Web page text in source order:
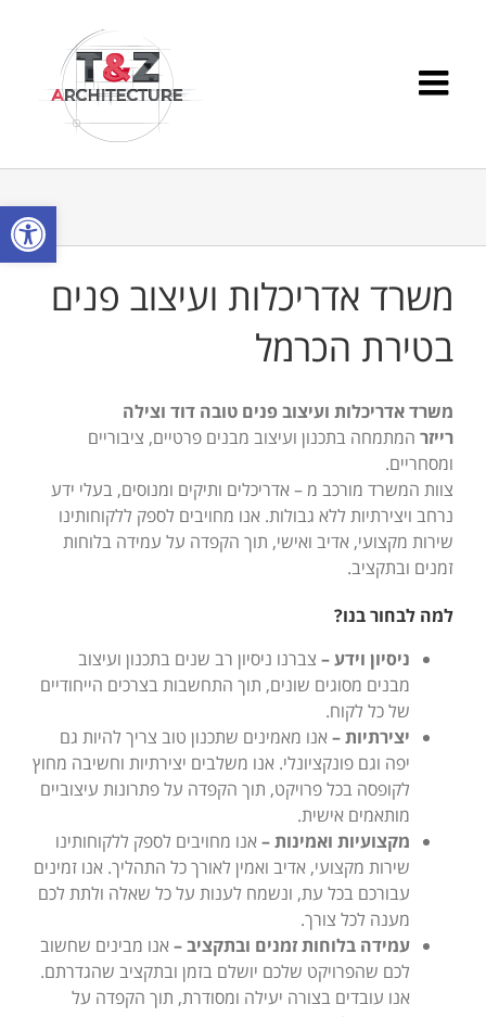
פתח
משרד אדריכלות ועיצוב פנים
בטירת הכרמל
משרד אדריכלות ועיצוב פנים טובה דוד וצילה
רייזר המתמחה בתכנון ועיצוב מבנים פרטיים, ציבוריים
ומסחריים.
צוות המשרד מורכב מ – אדריכלים ותיקים ומנוסים, בעלי ידע
נרחב ויצירתיות ללא גבולות. אנו מחויבים לספק ללקוחותינו
שירות מקצועי, אדיב ואישי, תוך הקפדה על עמידה בלוחות
זמנים ובתקציב.
למה לבחור בנו?
ניסיון וידע – צברנו ניסיון רב שנים בתכנון ועיצוב
מבנים מסוגים שונים, תוך התחשבות בצרכים הייחודיים
של כל לקוח.
יצירתיות – אנו מאמינים שתכנון טוב צריך להיות גם
יפה וגם פונקציונלי. אנו משלבים יצירתיות וחשיבה מחוץ
לקופסה בכל פרויקט, תוך הקפדה על פתרונות עיצוביים
מותאמים אישית.
מקצועיות ואמינות – אנו מחויבים לספק ללקוחותינו
שירות מקצועי, אדיב ואמין לאורך כל התהליך. אנו זמינים
עבורכם בכל עת, ונשמח לענות על כל שאלה ולתת לכם
מענה לכל צורך.
עמידה בלוחות זמנים ובתקציב – אנו מבינים שחשוב
לכם שהפרויקט שלכם יושלם בזמן ובתקציב שהגדרתם.
אנו עובדים בצורה יעילה ומסודרת, תוך הקפדה על